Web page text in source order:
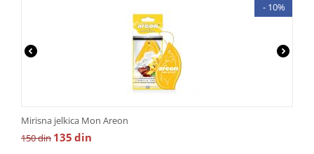
- 10%
Mirisna jelkica Mon Areon
150din 135 din